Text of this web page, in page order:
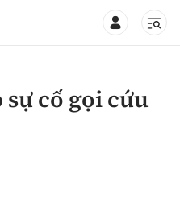
sự cố gọi cứu